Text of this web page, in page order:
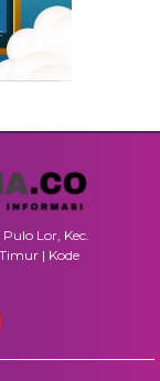
Lor, Kec.
| Kode